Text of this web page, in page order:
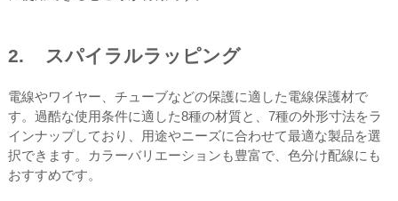
2. スパイラルラッピング
電線やワイヤー、チューブなどの保護に適した電線保護材で
す。過酷な使用条件に適した8種の材質と、7種の外形寸法をラ
インナップしており、用途やニーズに合わせて最適な製品を選
択できます。カラーバリエーションも豊富で、色分け配線にも
おすすめです。